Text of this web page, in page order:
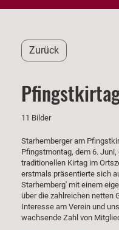
Zurück
11 Bilder
Starhemberger am
Pfingstmontag, dem 6.
traditionellen Kirtag im
erstmals präsentierte sich
Starhemberg' mit einem
über die zahlreichen netten
Interesse am Verein und
wachsende Zahl von